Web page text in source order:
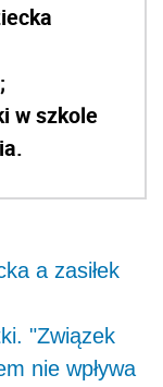
w szkole
a zasiłek
"Związek
nie wpływa